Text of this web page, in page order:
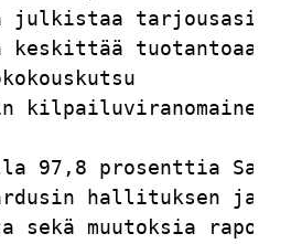
julkistaa
keskittää
97,8
hallituksen ja
sekä